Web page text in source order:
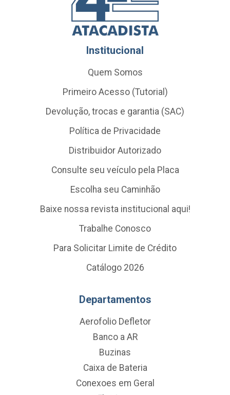
Institucional
Quem Somos
Primeiro Acesso (Tutorial)
Devolução, trocas e garantia (SAC)
Política de Privacidade
Distribuidor Autorizado
Consulte seu veículo pela Placa
Escolha seu Caminhão
Baixe nossa revista institucional aqui!
Trabalhe Conosco
Para Solicitar Limite de Crédito
Catálogo 2026
Departamentos
Aerofolio Defletor
Banco a AR
Buzinas
Caixa de Bateria
Conexoes em Geral